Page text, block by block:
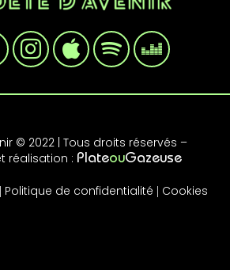
© 2022 | Tous droits réservés –
réalisation : PlateouGazeuse
| Politique de confidentialité | Cookies